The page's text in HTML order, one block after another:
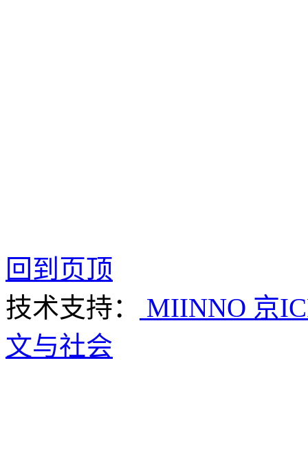
回到页顶
技术支持：
MIINNO 京
文与社会